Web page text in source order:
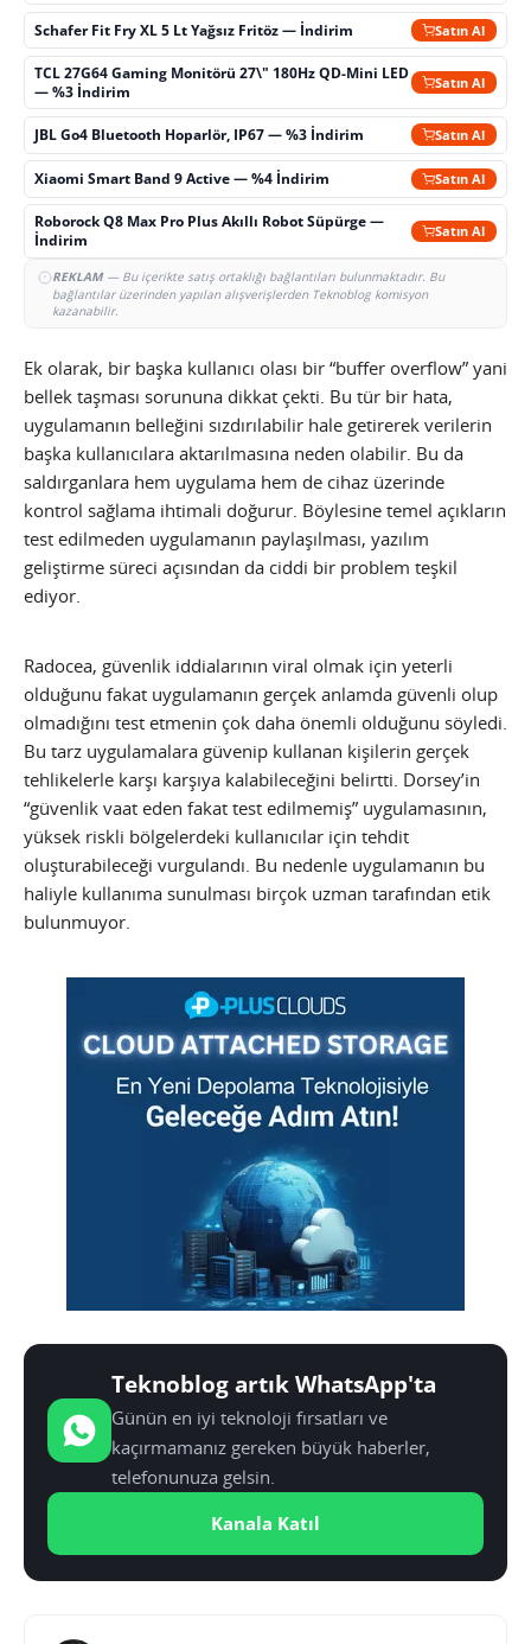
Schafer Fit Fry XL 5 Lt Yağsız Fritöz — İndirim Satın Al
TCL 27G64 Gaming Monitörü 27\" 180Hz QD-Mini LED
— %3 İndirim
Satın Al
JBL Go4 Bluetooth Hoparlör, IP67 — %3 İndirim Satın Al
Xiaomi Smart Band 9 Active — %4 İndirim Satın Al
Roborock Q8 Max Pro Plus Akıllı Robot Süpürge —
İndirim
Satın Al
REKLAM— Bu içerikte satış ortaklığı bağlantıları bulunmaktadır. Bu
bağlantılar üzerinden yapılan alışverişlerden Teknoblog komisyon
kazanabilir.
Ek olarak, bir başka kullanıcı olası bir “buffer overflow” yani
bellek taşması sorununa dikkat çekti. Bu tür bir hata,
uygulamanın belleğini sızdırılabilir hale getirerek verilerin
başka kullanıcılara aktarılmasına neden olabilir. Bu da
saldırganlara hem uygulama hem de cihaz üzerinde
kontrol sağlama ihtimali doğurur. Böylesine temel açıkların
test edilmeden uygulamanın paylaşılması, yazılım
geliştirme süreci açısından da ciddi bir problem teşkil
ediyor.
Radocea, güvenlik iddialarının viral olmak için yeterli
olduğunu fakat uygulamanın gerçek anlamda güvenli olup
olmadığını test etmenin çok daha önemli olduğunu söyledi.
Bu tarz uygulamalara güvenip kullanan kişilerin gerçek
tehlikelerle karşı karşıya kalabileceğini belirtti. Dorsey’in
“güvenlik vaat eden fakat test edilmemiş” uygulamasının,
yüksek riskli bölgelerdeki kullanıcılar için tehdit
oluşturabileceği vurgulandı. Bu nedenle uygulamanın bu
haliyle kullanıma sunulması birçok uzman tarafından etik
bulunmuyor.
Teknoblog artık WhatsApp'ta
Günün en iyi teknoloji fırsatları ve
kaçırmamanız gereken büyük haberler,
telefonunuza gelsin.
Kanala Katıl